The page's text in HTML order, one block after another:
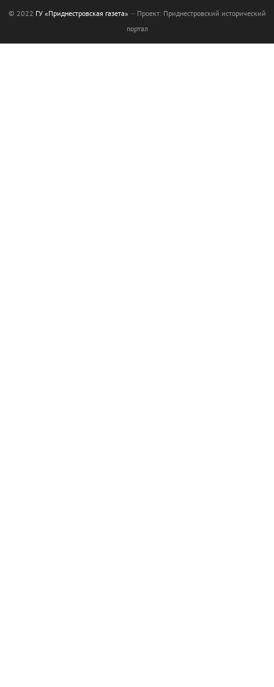
© 2022 ГУ «Приднестровская газета» — Проект: Приднестровский исторический
портал